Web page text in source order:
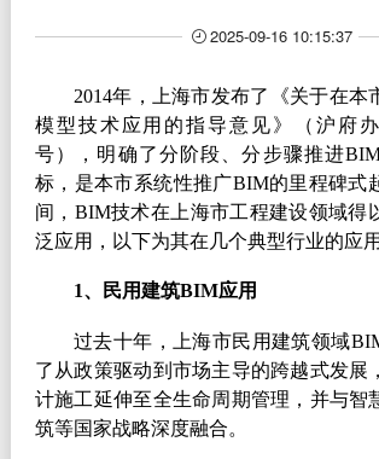
2025-09-16 10:15:37
2014年，上海市发布了《关于在本
模型技术应用的指导意见》（沪府
号），明确了分阶段、分步骤推进
标，是本市系统性推广BIM的里程碑式
间， BIM技术在上海市工程建设领域得
泛应用，以下为其在几个典型行业的应用
1、民用建筑BIM应用
过去十年，上海市民用建筑领域
了从政策驱动到市场主导的跨越式发展
计施工延伸至全生命周期管理，并与智
筑等国家战略深度融合。